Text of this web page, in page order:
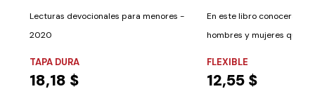
Lecturas devocionales para menores -
2020
TAPA DURA
18,18 $
En este libro conocerás
hombres y mujeres que
FLEXIBLE
12,55 $